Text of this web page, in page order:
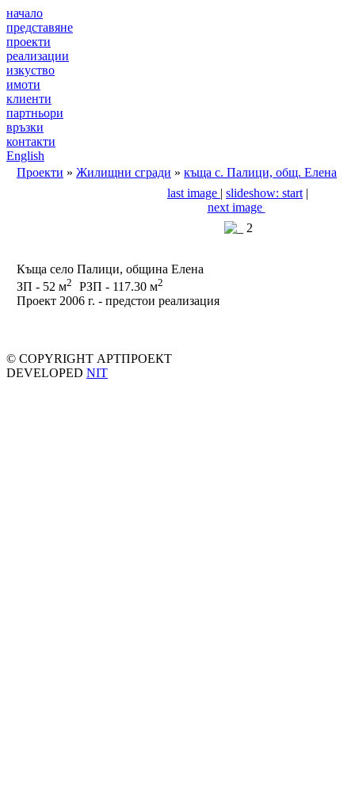
начало
представяне
проекти
реализации
изкуство
имоти
клиенти
партньори
връзки
контакти
English
Проекти » Жилищни сгради » къща с. Палици, общ. Елена
last image | slideshow: start |
next image
Къща село Палици, община Елена
ЗП - 52 м2 РЗП - 117.30 м2
Проект 2006 г. - предстои реализация
© COPYRIGHT АРТПРОЕКТ
DEVELOPED NIT